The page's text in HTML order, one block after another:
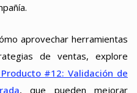
aprovechar herramientas
de ventas, explore
#12: Validación de
, que pueden mejorar